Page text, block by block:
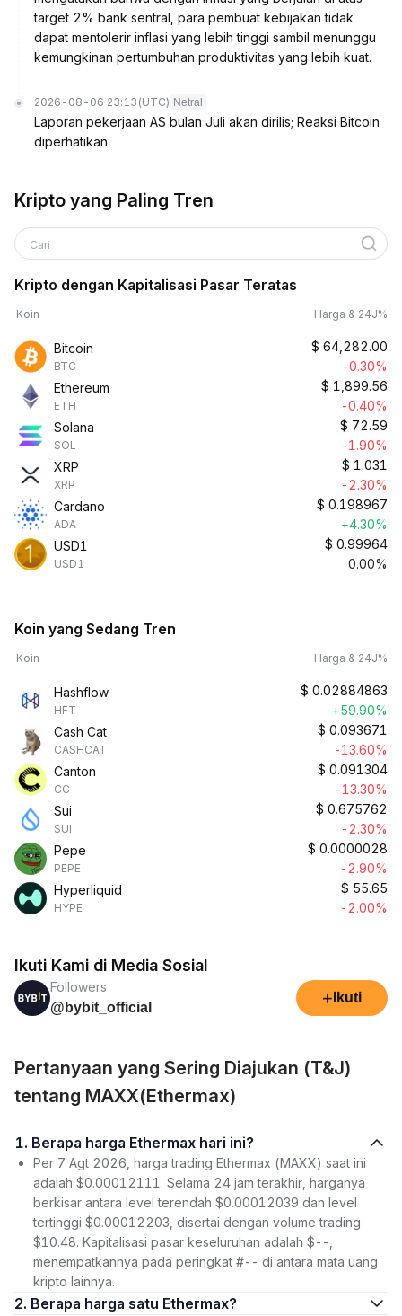
target 2% bank sentral, para pembuat kebijakan tidak
dapat mentolerir inflasi yang lebih tinggi sambil menunggu
kemungkinan pertumbuhan produktivitas yang lebih kuat.
2026-08-06 23:13 (UTC) Netral
Laporan pekerjaan AS bulan Juli akan dirilis; Reaksi Bitcoin
diperhatikan
Kripto yang Paling Tren
Cari
Kripto dengan Kapitalisasi Pasar Teratas
Koin Harga & 24J%
Bitcoin
BTC
$ 64,282.00
-0.30%
Ethereum
ETH
$ 1,899.56
-0.40%
Solana
SOL
$ 72.59
-1.90%
XRP
XRP
$ 1.031
-2.30%
Cardano
ADA
$ 0.198967
+4.30%
USD1
USD1
$ 0.99964
0.00%
Koin yang Sedang Tren
Koin Harga & 24J%
Hashflow
HFT
$ 0.02884863
+59.90%
Cash Cat
CASHCAT
$ 0.093671
-13.60%
Canton
CC
$ 0.091304
-13.30%
Sui
SUI
$ 0.675762
-2.30%
Pepe
PEPE
$ 0.0000028
-2.90%
Hyperliquid
HYPE
$ 55.65
-2.00%
Ikuti Kami di Media Sosial
Followers
@bybit_official
+ Ikuti
Pertanyaan yang Sering Diajukan (T&J)
tentang MAXX(Ethermax)
1. Berapa harga Ethermax hari ini?
Per 7 Agt 2026, harga trading Ethermax (MAXX) saat ini
adalah $0.00012111. Selama 24 jam terakhir, harganya
berkisar antara level terendah $0.00012039 dan level
tertinggi $0.00012203, disertai dengan volume trading
$10.48. Kapitalisasi pasar keseluruhan adalah $--,
menempatkannya pada peringkat #-- di antara mata uang
kripto lainnya.
2. Berapa harga satu Ethermax?